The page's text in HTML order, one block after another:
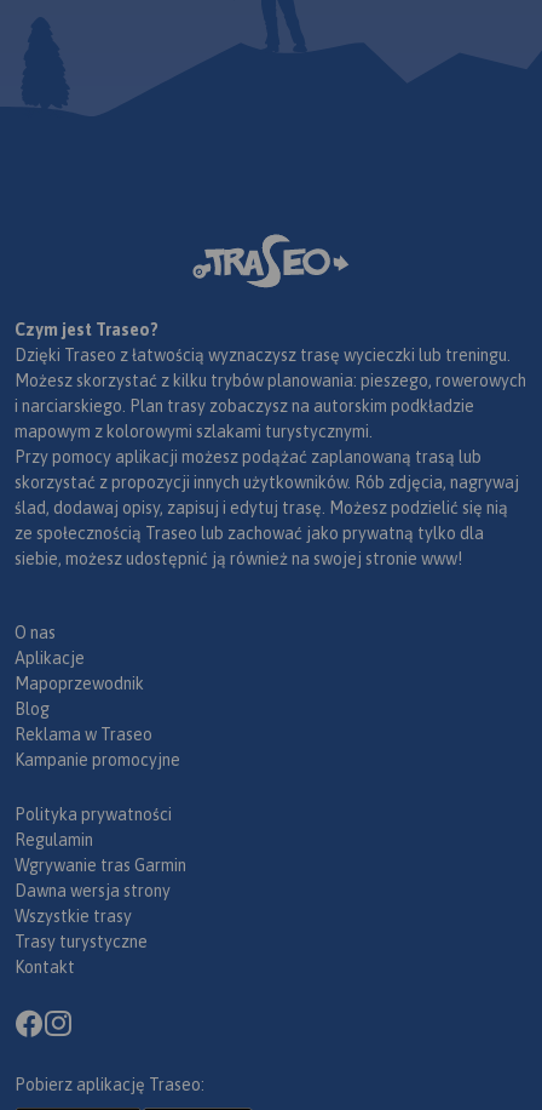
Czym jest Traseo?
Dzięki Traseo z łatwością wyznaczysz trasę wycieczki lub treningu.
Możesz skorzystać z kilku trybów planowania: pieszego, rowerowych
i narciarskiego. Plan trasy zobaczysz na autorskim podkładzie
mapowym z kolorowymi szlakami turystycznymi.
Przy pomocy aplikacji możesz podążać zaplanowaną trasą lub
skorzystać z propozycji innych użytkowników. Rób zdjęcia, nagrywaj
ślad, dodawaj opisy, zapisuj i edytuj trasę. Możesz podzielić się nią
ze społecznością Traseo lub zachować jako prywatną tylko dla
siebie, możesz udostępnić ją również na swojej stronie www!
O nas
Aplikacje
Mapoprzewodnik
Blog
Reklama w Traseo
Kampanie promocyjne
Polityka prywatności
Regulamin
Wgrywanie tras Garmin
Dawna wersja strony
Wszystkie trasy
Trasy turystyczne
Kontakt
Pobierz aplikację Traseo: